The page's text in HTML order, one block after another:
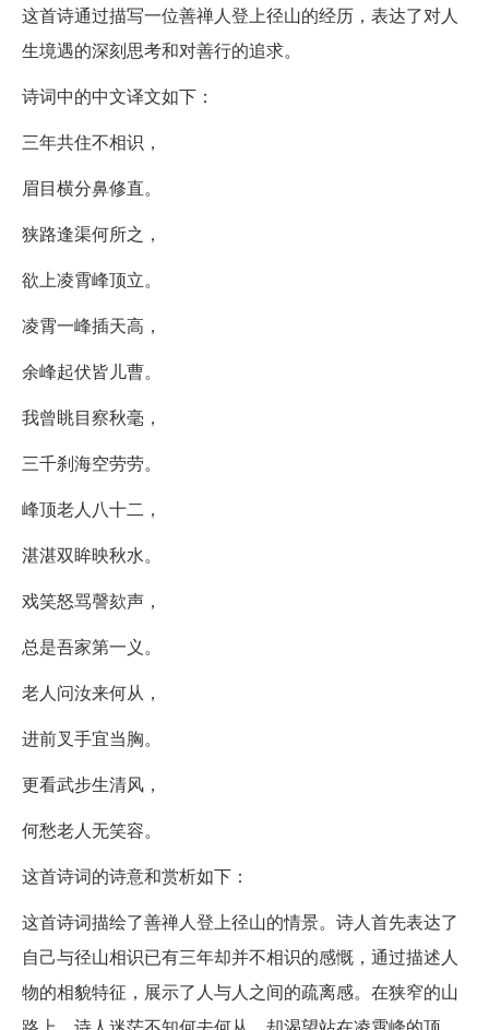
这首诗通过描写一位善禅人登上径山的经历，表达了对人
生境遇的深刻思考和对善行的追求。
诗词中的中文译文如下：
三年共住不相识，
眉目横分鼻修直。
狭路逢渠何所之，
欲上凌霄峰顶立。
凌霄一峰插天高，
余峰起伏皆儿曹。
我曾眺目察秋毫，
三千刹海空劳劳。
峰顶老人八十二，
湛湛双眸映秋水。
戏笑怒骂謦欬声，
总是吾家第一义。
老人问汝来何从，
进前叉手宜当胸。
更看武步生清风，
何愁老人无笑容。
这首诗词的诗意和赏析如下：
这首诗词描绘了善禅人登上径山的情景。诗人首先表达了
自己与径山相识已有三年却并不相识的感慨，通过描述人
物的相貌特征，展示了人与人之间的疏离感。在狭窄的山